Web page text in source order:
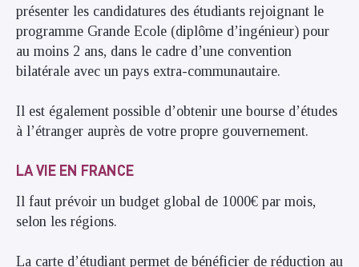
présenter les candidatures des étudiants rejoignant le
programme Grande Ecole (diplôme d’ingénieur) pour
au moins 2 ans, dans le cadre d’une convention
bilatérale avec un pays extra-communautaire.
Il est également possible d’obtenir une bourse d’études
à l’étranger auprès de votre propre gouvernement.
LA VIE EN FRANCE
Il faut prévoir un budget global de 1000€ par mois,
selon les régions.
La carte d’étudiant permet de bénéficier de réduction au